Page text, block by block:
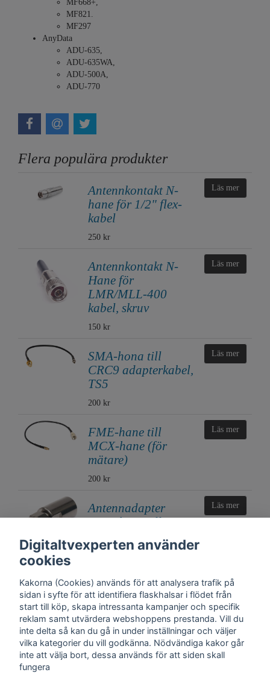
MF668+,
MF821.
MF297
AnyData
ADU-635,
ADU-635WA,
ADU-500A,
ADU-770
Flera populära produkter
Antennkontakt N-
hane för 1/2" flex-
kabel
250 kr
Läs mer
Antennkontakt N-
Hane för
LMR/MLL-400
kabel, skruv
150 kr
Läs mer
SMA-hona till
CRC9 adapterkabel,
TS5
200 kr
Läs mer
FME-hane till
MCX-hane (för
mätare)
200 kr
Läs mer
Antennadapter
FME-hane till SMA-
200 kr
Läs mer
Digitaltvexperten använder
cookies
Kakorna (Cookies) används för att analysera trafik på
sidan i syfte för att identifiera flaskhalsar i flödet från
start till köp, skapa intressanta kampanjer och specifik
reklam samt utvärdera webshoppens prestanda. Vill du
inte delta så kan du gå in under inställningar och väljer
vilka kategorier du vill godkänna. Nödvändiga kakor går
inte att välja bort, dessa används för att siden skall
fungera